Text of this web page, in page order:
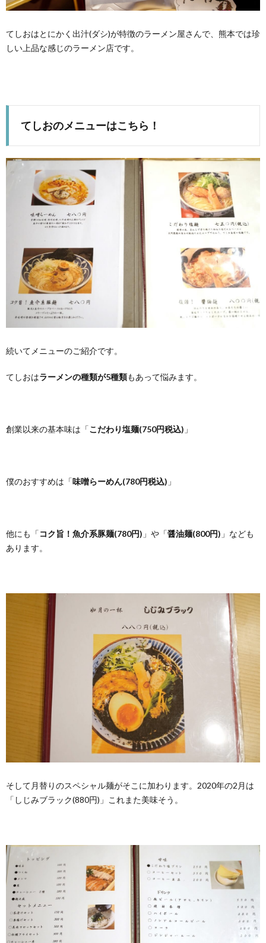
てしおはとにかく出汁(ダシ)が特徴のラーメン屋さんで、熊本では珍
しい上品な感じのラーメン店です。
てしおのメニューはこちら！
続いてメニューのご紹介です。
てしおはラーメンの種類が5種類もあって悩みます。
創業以来の基本味は「こだわり塩麺(750円税込) 」
僕のおすすめは「味噌らーめん(780円税込) 」
他にも「コク旨！魚介系豚麺(780円) 」や「醤油麺(800円) 」なども
あります。
そして月替りのスペシャル麺がそこに加わります。2020年の2月は
「しじみブラック(880円)」これまた美味そう。